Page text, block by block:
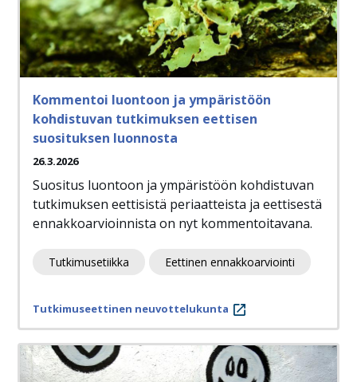
Kommentoi luontoon ja ympäristöön
kohdistuvan tutkimuksen eettisen
suosituksen luonnosta
26.3.2026
Suositus luontoon ja ympäristöön kohdistuvan
tutkimuksen eettisistä periaatteista ja eettisestä
ennakkoarvioinnista on nyt kommentoitavana.
Tutkimusetiikka Eettinen ennakkoarviointi
Tutkimuseettinen neuvottelukunta